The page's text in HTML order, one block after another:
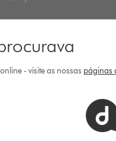
- visite as nossas páginas